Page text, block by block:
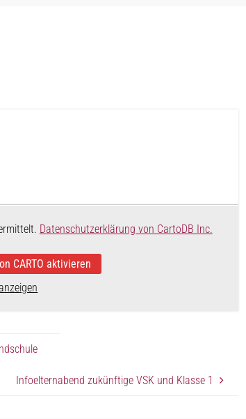
Datenschutzerklärung von CartoDB Inc.
CARTO aktivieren
Infoelternabend zukünftige VSK und Klasse 1